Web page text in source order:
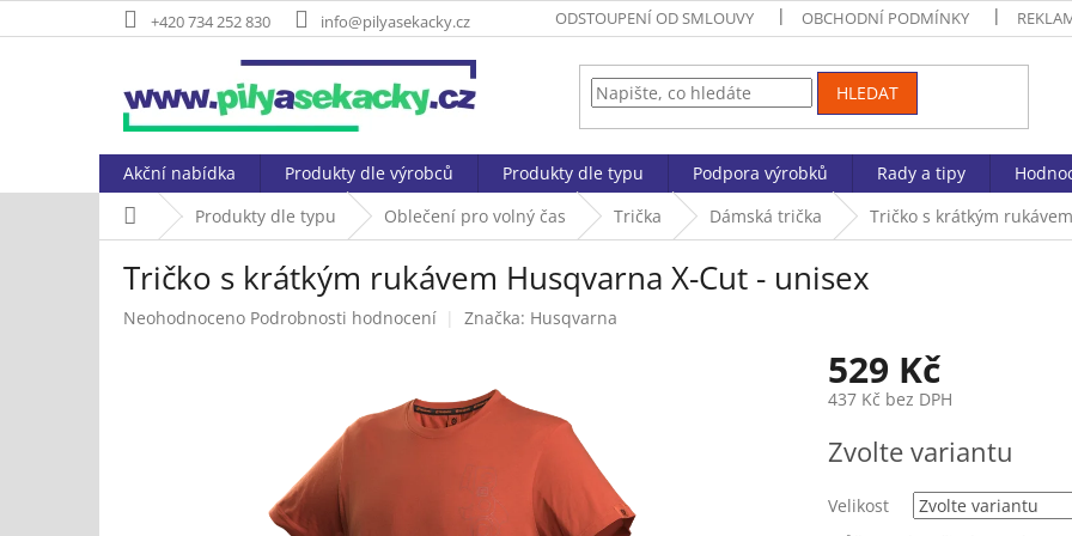
na
+420 734 252 830 info@pilyasekacky.cz ODSTOUPENÍ OD SMLOUVY OBCHODNÍ PODMÍNKY
HLEDAT
Akční nabídka Produkty dle výrobců Produkty dle typu Podpora výrobků Rady a tipy
Domů Produkty dle typu Oblečení pro volný čas Trička Dámská trička Tričko s krátkým
Tričko s krátkým rukávem Husqvarna X-Cut - unisex
Průměrné
Neohodnoceno Podrobnosti hodnocení Značka: Husqvarna
529 Kč
437 Kč bez DPH
cena:
Zvolte variantu
Velikost